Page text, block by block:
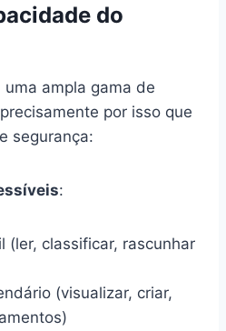
do
ampla gama de
por isso que
segurança:
:
(ler, classificar, rascunhar
(visualizar, criar,